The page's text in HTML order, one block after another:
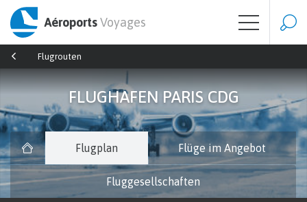
AéroportsVoyages
Flugrouten
FLUGHAFEN PARIS CDG
Flugplan Flüge im Angebot
Fluggesellschaften